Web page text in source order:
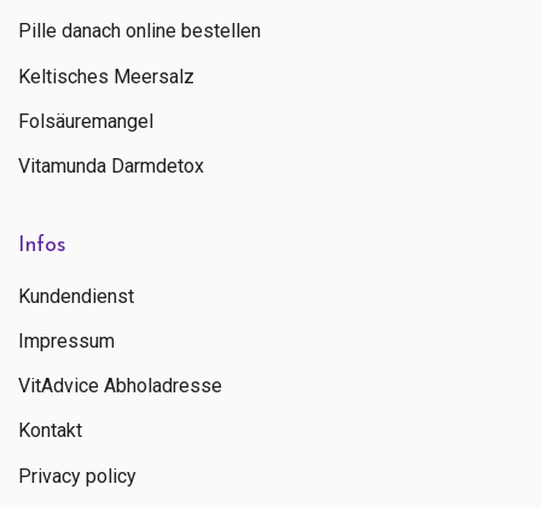
Pille danach online bestellen
Keltisches Meersalz
Folsäuremangel
Vitamunda Darmdetox
Infos
Kundendienst
Impressum
VitAdvice Abholadresse
Kontakt
Privacy policy